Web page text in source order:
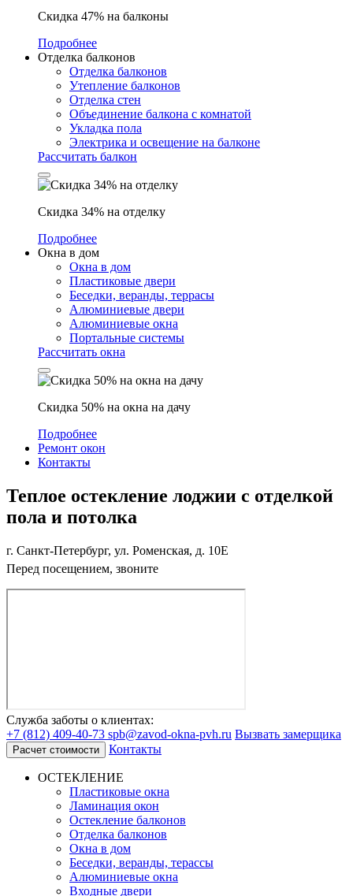
Скидка 47% на балконы
Подробнее
Отделка балконов
Отделка балконов
Утепление балконов
Отделка стен
Объединение балкона с комнатой
Укладка пола
Электрика и освещение на балконе
Рассчитать балкон
Скидка 34% на отделку
Подробнее
Окна в дом
Окна в дом
Пластиковые двери
Беседки, веранды, террасы
Алюминиевые двери
Алюминиевые окна
Портальные системы
Рассчитать окна
Скидка 50% на окна на дачу
Подробнее
Ремонт окон
Контакты
Теплое остекление лоджии с отделкой
пола и потолка
г. Санкт-Петербург, ул. Роменская, д. 10Е
Перед посещением, звоните
Служба заботы о клиентах:
+7 (812) 409-40-73 spb@zavod-okna-pvh.ru Вызвать замерщика
Расчет стоимости Контакты
ОСТЕКЛЕНИЕ
Пластиковые окна
Ламинация окон
Остекление балконов
Отделка балконов
Окна в дом
Беседки, веранды, терассы
Алюминиевые окна
Входные двери